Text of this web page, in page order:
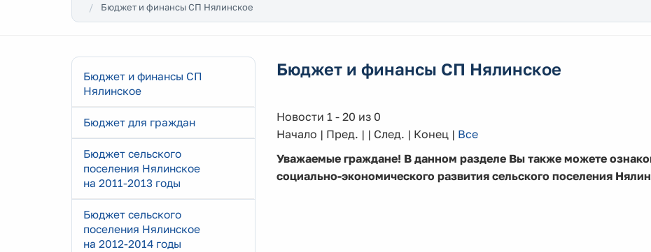
Бюджет и финансы СП Нялинское
Бюджет и финансы СП
Нялинское
Бюджет для граждан
Бюджет сельского
поселения Нялинское
на 2011-2013 годы
Бюджет сельского
поселения Нялинское
на 2012-2014 годы
Бюджет и финансы СП Нялинское
Новости 1 - 20 из 0
Начало | Пред. | | След. | Конец | Все
Уважаемые граждане! В данном разделе Вы также можете
социально-экономического развития сельского поселения